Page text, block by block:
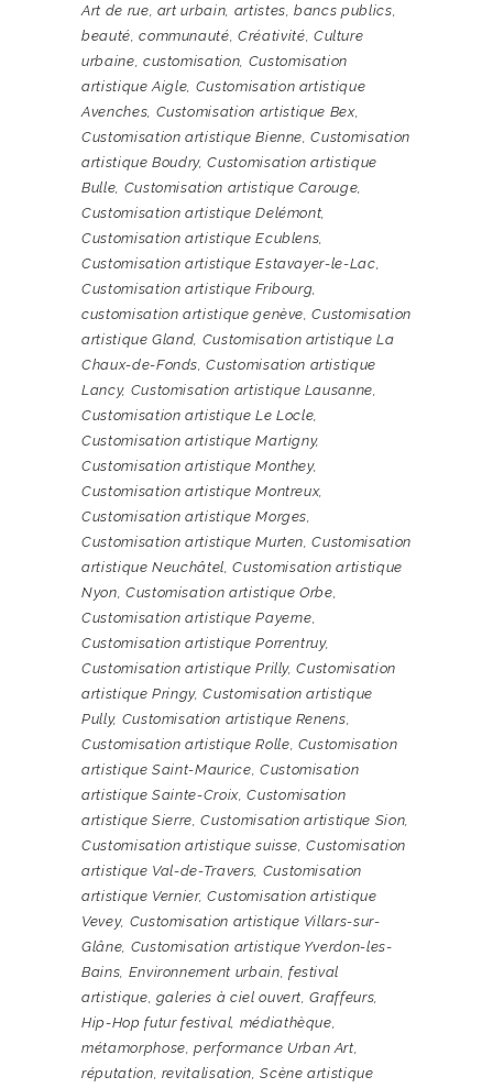
Art de rue art urbain artistes ,bancs publics
beauté ,communauté ,Créativité Culture
urbaine customisation Customisation
artistique Aigle Customisation artistique
Avenches Customisation artistique Bex,
Customisation artistique Bienne ,Customisation
artistique Boudry,Customisation artistique
Bulle Customisation artistique Carouge
Customisation artistique Delémont
Customisation artistique Ecublens
Customisation artistique Estavayer-le-Lac
Customisation artistique Fribourg
customisation artistique genève ,Customisation
artistique Gland Customisation artistique La
Chaux-de-Fonds ,Customisation artistique
Lancy, Customisation artistique Lausanne
Customisation artistique Le Locle
Customisation artistique Martigny,
Customisation artistique Monthey,
Customisation artistique Montreux,
Customisation artistique Morges
Customisation artistique Murten ,Customisation
artistique Neuchâtel ,Customisation artistique
Nyon Customisation artistique Orbe
Customisation artistique Payerne
Customisation artistique Porrentruy,
Customisation artistique Prilly,Customisation
artistique Pringy,Customisation artistique
Pully, Customisation artistique Renens
Customisation artistique Rolle Customisation
artistique Saint-Maurice Customisation
artistique Sainte-Croix,Customisation
artistique Sierre ,Customisation artistique Sion
Customisation artistique suisse ,Customisation
artistique Val-de-Travers Customisation
artistique Vernier,Customisation artistique
Vevey, Customisation artistique Villars-sur-
Glâne Customisation artistique Yverdon-les-
Bains Environnement urbain festival
artistique galeries à ciel ouvert ,Graffeurs
Hip-Hop futur festival médiathèque
métamorphose ,performance Urban Art
réputation revitalisation ,Scène artistique